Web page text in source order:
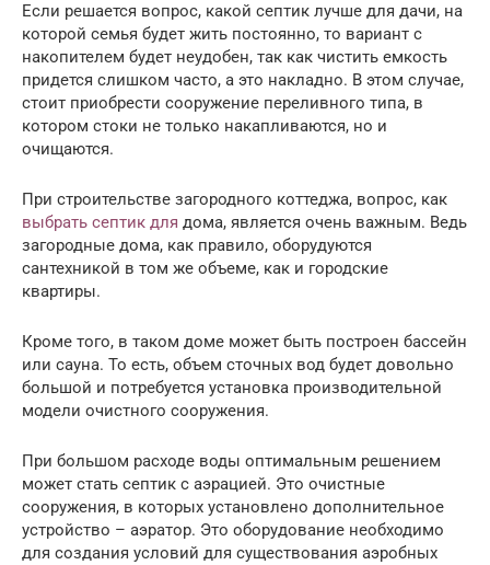
Если решается вопрос, какой септик лучше для дачи, на
которой семья будет жить постоянно, то вариант с
накопителем будет неудобен, так как чистить емкость
придется слишком часто, а это накладно. В этом случае,
стоит приобрести сооружение переливного типа, в
котором стоки не только накапливаются, но и
очищаются.
При строительстве загородного коттеджа, вопрос, как
выбрать септик для дома, является очень важным. Ведь
загородные дома, как правило, оборудуются
сантехникой в том же объеме, как и городские
квартиры.
Кроме того, в таком доме может быть построен бассейн
или сауна. То есть, объем сточных вод будет довольно
большой и потребуется установка производительной
модели очистного сооружения.
При большом расходе воды оптимальным решением
может стать септик с аэрацией. Это очистные
сооружения, в которых установлено дополнительное
устройство – аэратор. Это оборудование необходимо
для создания условий для существования аэробных